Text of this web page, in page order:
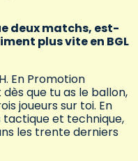
deux matchs, est-
plus vite en BGL
En Promotion
que tu as le ballon,
joueurs sur toi. En
tactique et technique,
les trente derniers